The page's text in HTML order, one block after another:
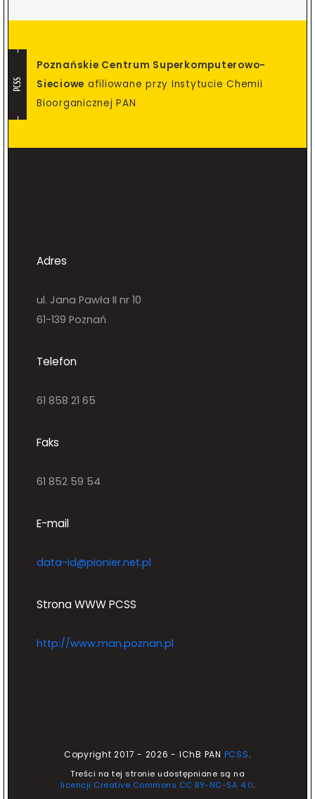
PCSS
Poznańskie Centrum Superkomputerowo-
Sieciowe afiliowane przy Instytucie Chemii
Bioorganicznej PAN
Adres
ul. Jana Pawła II nr 10
61-139 Poznań
Telefon
61 858 21 65
Faks
61 852 59 54
E-mail
data-id@pionier.net.pl
Strona WWW PCSS
http://www.man.poznan.pl
Copyright 2017 - 2026 - IChB PAN PCSS.
Treści na tej stronie udostępniane są na
licencji Creative Commons CC BY-NC-SA 4.0.